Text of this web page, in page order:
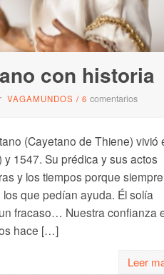
con historia
VAGAMUNDOS / 6 comentarios
(Cayetano de Thiene) vivió
y 1547. Su prédica y sus actos
y los tiempos porque siempre
que pedían ayuda. Él solía
fracaso… Nuestra confianza
hace […]
Leer